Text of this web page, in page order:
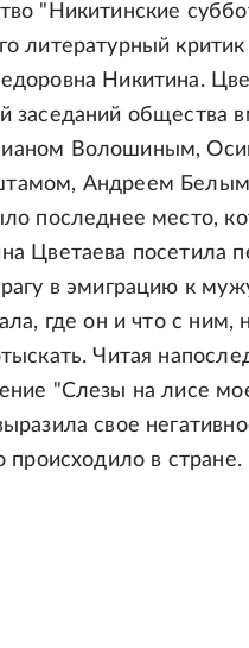
"Никитинские
литературный
Никитина.
заседаний общества
Волошиным,
Андреем
последнее место,
Цветаева посетила
в эмиграцию к
где он и что с ним,
Читая
"Слезы на лисе
свое
происходило в стране.